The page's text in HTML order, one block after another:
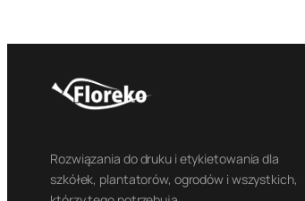
Rozwiązania do druku i etykietowania dla
szkółek, plantatorów, ogrodów i wszystkich,